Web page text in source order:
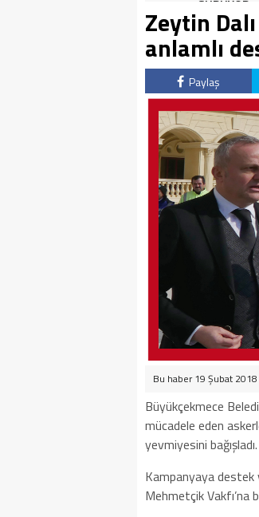
SÜRÜYOR
Zeytin
anlamlı
Paylaş
Bu haber 19 Şubat
Büyükçekmece
mücadele eden
yevmiyesini bağışladı.
Kampanyaya destek
Mehmetçik Vakfı’na